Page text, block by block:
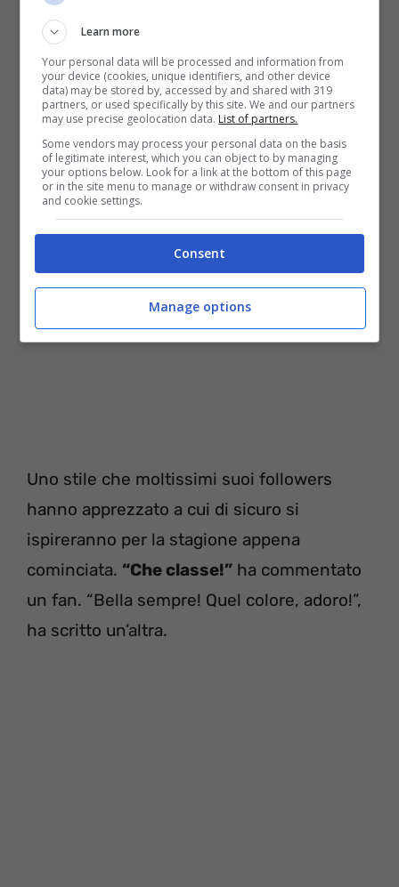
Fonte: Instagram
Uno stile che moltissimi suoi followers
hanno apprezzato a cui di sicuro si
ispireranno per la stagione appena
cominciata. “Che classe!” ha commentato
un fan. “Bella sempre! Quel colore, adoro!”,
ha scritto un’altra.
Learn more
Your personal data will be processed and information from
your device (cookies, unique identifiers, and other device
data) may be stored by, accessed by and shared with 319
partners, or used specifically by this site. We and our partners
may use precise geolocation data. List of partners.
Some vendors may process your personal data on the basis
of legitimate interest, which you can object to by managing
your options below. Look for a link at the bottom of this page
or in the site menu to manage or withdraw consent in privacy
and cookie settings.
Consent
Manage options